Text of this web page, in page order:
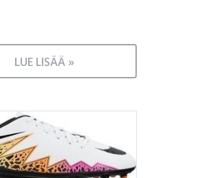
LUE LISÄÄ »